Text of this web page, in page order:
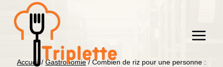
contenu
Accueil / Gastronomie / Combien de riz pour une personne :